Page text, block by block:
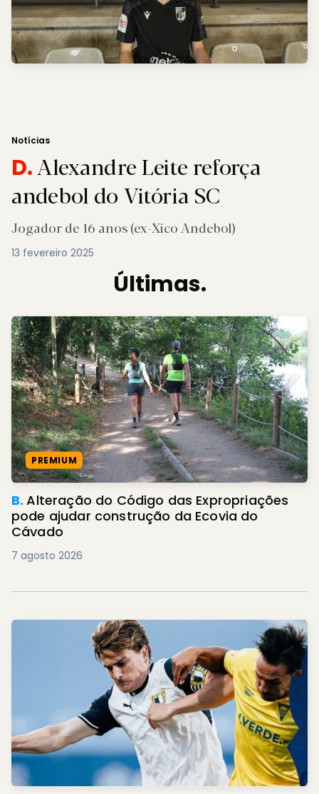
Notícias
D.Alexandre Leite reforça
andebol do Vitória SC
Jogador de 16 anos (ex-Xico Andebol)
13 fevereiro 2025
Últimas.
PREMIUM
B.Alteração do Código das Expropriações
pode ajudar construção da Ecovia do
Cávado
7 agosto 2026